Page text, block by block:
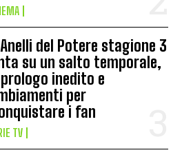
del Potere stagione 3
su un salto temporale,
inedito e
per
i fan
TV